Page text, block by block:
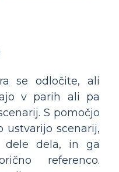
se odločite, ali
v parih ali pa
S pomočjo
ustvarijo scenarij,
dele dela, in ga
referenco.